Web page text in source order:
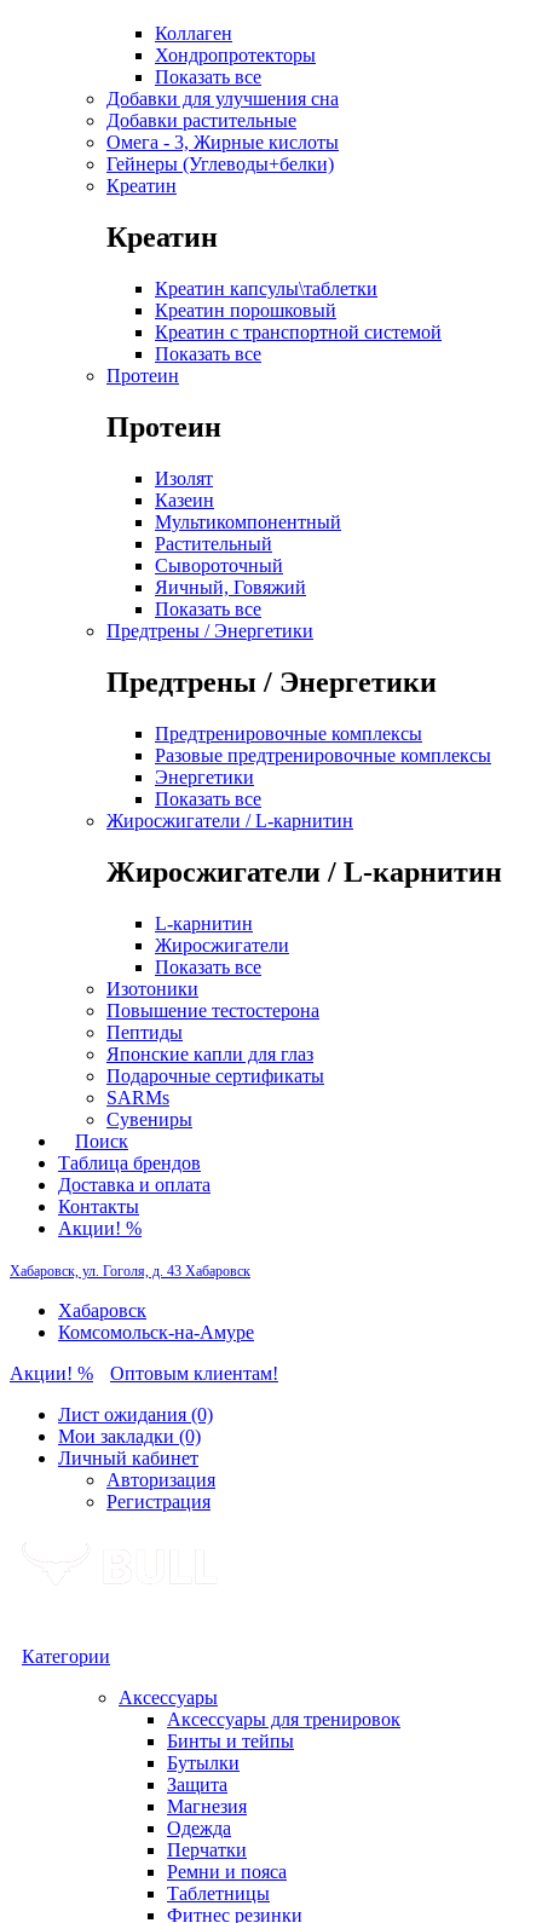
Коллаген
Хондропротекторы
Показать все
Добавки для улучшения сна
Добавки растительные
Омега - 3, Жирные кислоты
Гейнеры (Углеводы+белки)
Креатин
Креатин
Креатин капсулы\таблетки
Креатин порошковый
Креатин с транспортной системой
Показать все
Протеин
Протеин
Изолят
Казеин
Мультикомпонентный
Растительный
Сывороточный
Яичный, Говяжий
Показать все
Предтрены / Энергетики
Предтрены / Энергетики
Предтренировочные комплексы
Разовые предтренировочные комплексы
Энергетики
Показать все
Жиросжигатели / L-карнитин
Жиросжигатели / L-карнитин
L-карнитин
Жиросжигатели
Показать все
Изотоники
Повышение тестостерона
Пептиды
Японские капли для глаз
Подарочные сертификаты
SARMs
Сувениры
Поиск
Таблица брендов
Доставка и оплата
Контакты
Акции! %
Хабаровск, ул. Гоголя, д. 43 Хабаровск
Хабаровск
Комсомольск-на-Амуре
Акции! %
Оптовым клиентам!
Лист ожидания (0)
Мои закладки (0)
Личный кабинет
Авторизация
Регистрация
Категории
Аксессуары
Аксессуары для тренировок
Бинты и тейпы
Бутылки
Защита
Магнезия
Одежда
Перчатки
Ремни и пояса
Таблетницы
Фитнес резинки